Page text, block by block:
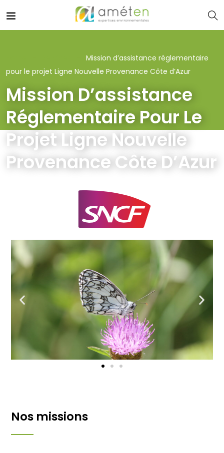
Mission d’assistance réglementaire
pour le projet Ligne Nouvelle Provenance Côte d’Azur
Mission D’assistance
Réglementaire Pour Le
Projet Ligne Nouvelle
Provenance Côte D’Azur
Nos missions